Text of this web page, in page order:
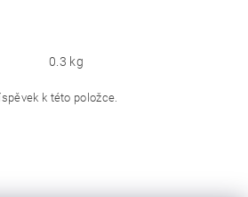
0.3 kg
k této položce.